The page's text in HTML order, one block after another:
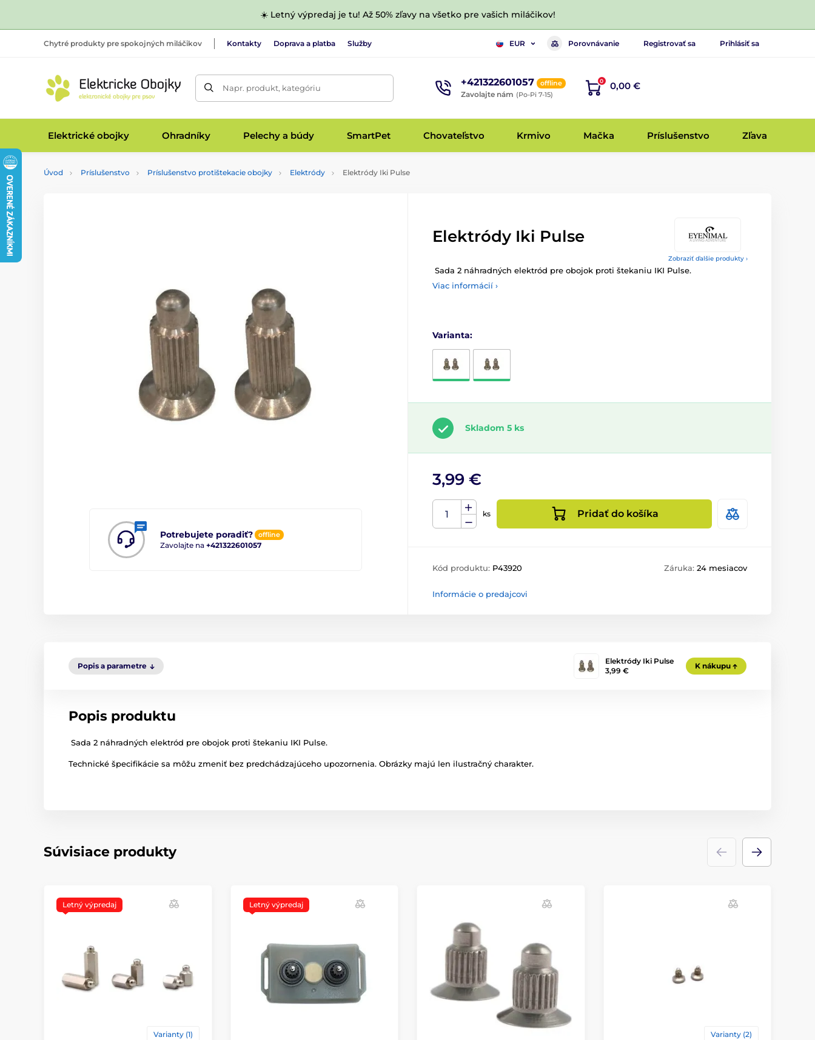
☀️ Letný výpredaj je tu! Až 50% zľavy na všetko pre vašich miláčikov!
Chytré produkty pre spokojných miláčikov Kontakty Doprava a platba Služby EUR Porovnávanie Registrovať sa Prihlásiť sa
Napr. produkt, kategóriu +421322601057 offline
Zavolajte nám (Po-Pi 7-15)
0 0,00 €
Elektrické obojky Ohradníky Pelechy a búdy SmartPet Chovateľstvo Krmivo Mačka Príslušenstvo Zľava
Úvod Príslušenstvo Príslušenstvo protištekacie obojky Elektródy Elektródy Iki Pulse
Zobraziť ďalšie produkty ›
Potrebujete poradiť? offline
Zavolajte na +421322601057
Elektródy Iki Pulse
Sada 2 náhradných elektród pre obojok proti štekaniu IKI Pulse.
Viac informácií ›
Varianta:
Skladom 5 ks
3,99 €
ks Pridať do košíka
Kód produktu: P43920 Záruka: 24 mesiacov
Informácie o predajcovi
Popis a parametre
Elektródy Iki Pulse
3,99 €
K nákupu
Popis produktu
Sada 2 náhradných elektród pre obojok proti štekaniu IKI Pulse.
Technické špecifikácie sa môžu zmeniť bez predchádzajúceho upozornenia. Obrázky majú len ilustračný charakter.
Súvisiace produkty
Letný výpredaj
Varianty (1)
Letný výpredaj
Varianty (2)